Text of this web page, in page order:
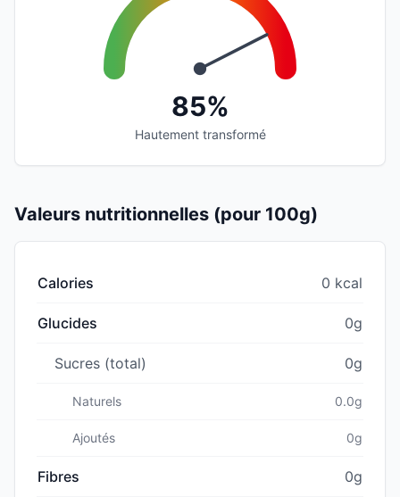
85%
Hautement transformé
Valeurs nutritionnelles (pour 100g)
Calories 0 kcal
Glucides 0g
Sucres (total) 0g
Naturels 0.0g
Ajoutés 0g
Fibres 0g